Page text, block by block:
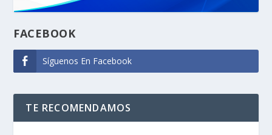
FACEBOOK
Síguenos En Facebook
TE RECOMENDAMOS